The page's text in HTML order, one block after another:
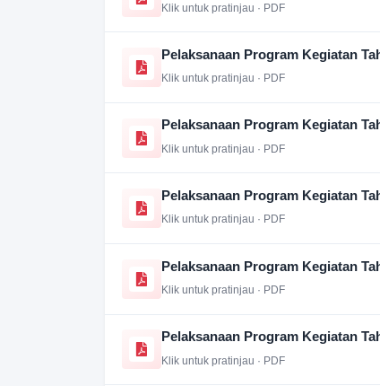
Klik untuk pratinjau · PDF
Pelaksanaan Program Kegiatan
Klik untuk pratinjau · PDF
Pelaksanaan Program Kegiatan
Klik untuk pratinjau · PDF
Pelaksanaan Program Kegiatan
Klik untuk pratinjau · PDF
Pelaksanaan Program Kegiatan
Klik untuk pratinjau · PDF
Pelaksanaan Program Kegiatan
Klik untuk pratinjau · PDF